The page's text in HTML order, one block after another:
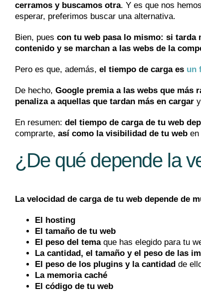
cerramos y buscamos otra. Y es que nos
esperar, preferimos buscar una alternativa.
Bien, pues con tu web pasa lo mismo: si tarda
contenido y se marchan a las webs de la
Pero es que, además, el tiempo de carga es un
De hecho, Google premia a las webs que más
penaliza a aquellas que tardan más en cargar
En resumen: del tiempo de carga de tu web
comprarte, así como la visibilidad de tu web en
¿De qué depende la
La velocidad de carga de tu web depende de
El hosting
El tamaño de tu web
El peso del temaque has elegido para tu
La cantidad, el tamaño y el peso de las
El peso de los plugins y la cantidad de
La memoria caché
El código de tu web